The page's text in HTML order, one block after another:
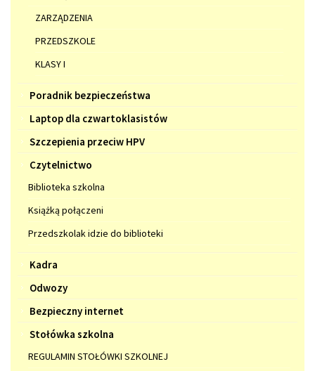
ZARZĄDZENIA
PRZEDSZKOLE
KLASY I
Poradnik bezpieczeństwa
Laptop dla czwartoklasistów
Szczepienia przeciw HPV
Czytelnictwo
Biblioteka szkolna
Książką połączeni
Przedszkolak idzie do biblioteki
Kadra
Odwozy
Bezpieczny internet
Stołówka szkolna
REGULAMIN STOŁÓWKI SZKOLNEJ